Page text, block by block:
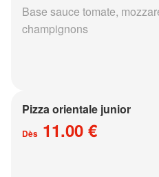
Base sauce tomate,
champignons
Pizza orientale junior
Dès 11.00 €